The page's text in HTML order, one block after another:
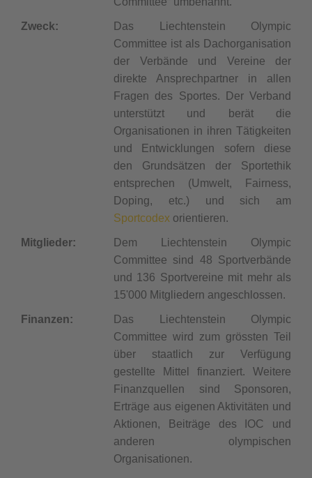
Zweck:
Das Liechtenstein Olympic
Committee ist als Dachorganisation
der Verbände und Vereine der
direkte Ansprechpartner in allen
Fragen des Sportes. Der Verband
unterstützt und berät die
Organisationen in ihren Tätigkeiten
und Entwicklungen sofern diese
den Grundsätzen der Sportethik
entsprechen (Umwelt, Fairness,
Doping, etc.) und sich am
Sportcodex orientieren.
Mitglieder:
Dem Liechtenstein Olympic
Committee sind 48 Sportverbände
und 136 Sportvereine mit mehr als
15'000 Mitgliedern angeschlossen.
Finanzen:
Das Liechtenstein Olympic
Committee wird zum grössten Teil
über staatlich zur Verfügung
gestellte Mittel finanziert. Weitere
Finanzquellen sind Sponsoren,
Erträge aus eigenen Aktivitäten und
Aktionen, Beiträge des IOC und
anderen olympischen
Organisationen.